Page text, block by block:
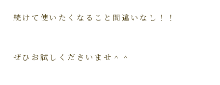
続けて使いたくなること間違いなし！！
ぜひお試しくださいませ＾＾